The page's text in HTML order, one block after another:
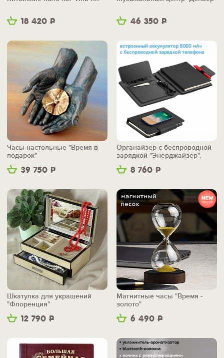
18 420 Р 46 350 Р
39 750 Р
Часы настольные "Время в
подарок"
8 760 Р
Органайзер с беспроводной
зарядкой "Энерджайзер",
вер.2
12 790 Р
Шкатулка для украшений
"Флоренция"
6 490 Р
Магнитные часы "Время -
золото"